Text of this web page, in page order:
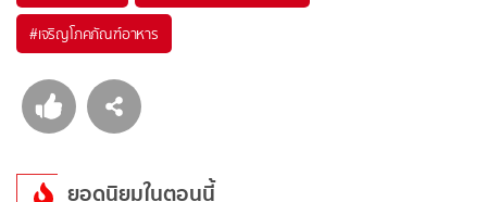
#เจริญโภคภัณฑ์อาหาร
ยอดนิยมในตอนนี้